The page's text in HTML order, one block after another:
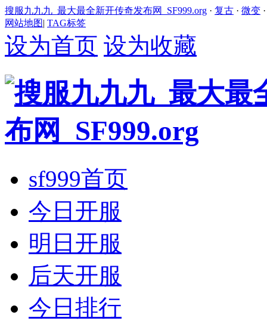
搜服九九九_最大最全新开传奇发布网_SF999.org · 复古 · 微变
网站地图| TAG标签
设为首页 设为收藏
sf999首页
今日开服
明日开服
后天开服
今日排行